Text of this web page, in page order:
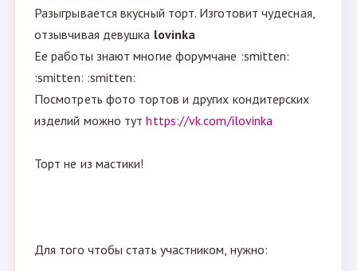
Разыгрывается вкусный торт. Изготовит чудесная,
отзывчивая девушка lovinka
Ее работы знают многие форумчане :smitten:
:smitten: :smitten:
Посмотреть фото тортов и других кондитерских
изделий можно тутhttps://vk.com/ilovinka
Торт не из мастики!
Для того чтобы стать участником, нужно: